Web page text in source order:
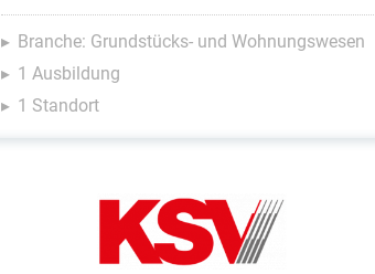
Branche: Grundstücks- und Wohnungswesen
1 Ausbildung
1 Standort